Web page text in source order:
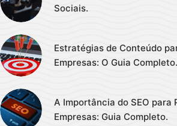
Sociais.
Estratégias de Conteúdo
Empresas: O Guia Completo.
A Importância do SEO para
Empresas: Guia Completo.